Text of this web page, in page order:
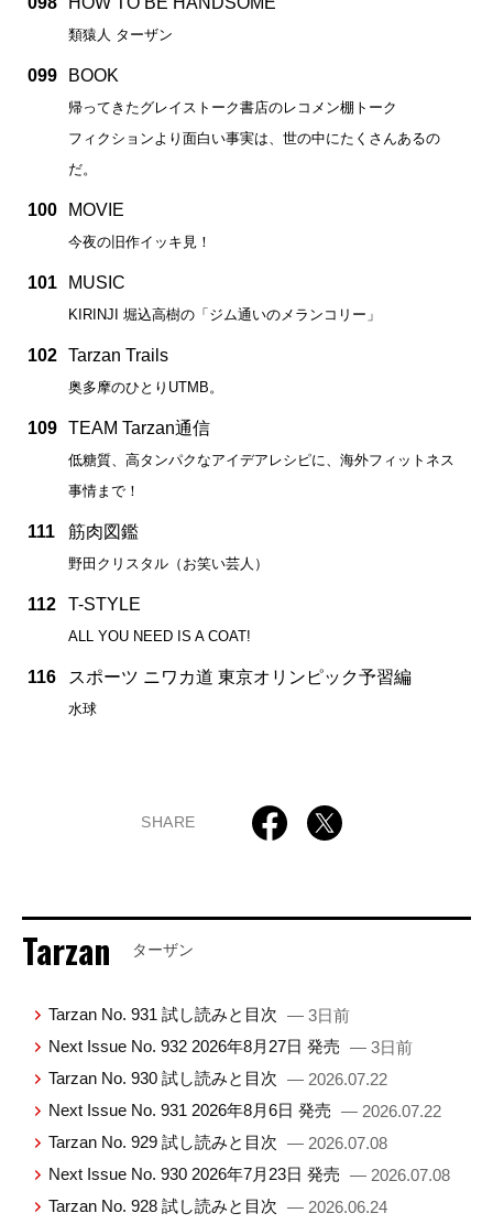
類猿人 ターザン
099 BOOK
帰ってきたグレイストーク書店のレコメン棚トーク
フィクションより面白い事実は、世の中にたくさんあるの
だ。
100 MOVIE
今夜の旧作イッキ見！
101 MUSIC
KIRINJI 堀込高樹の「ジム通いのメランコリー」
102 Tarzan Trails
奥多摩のひとりUTMB。
109 TEAM Tarzan通信
低糖質、高タンパクなアイデアレシピに、海外フィットネス
事情まで！
111 筋肉図鑑
野田クリスタル（お笑い芸人）
112 T-STYLE
ALL YOU NEED IS A COAT!
116 スポーツ ニワカ道 東京オリンピック予習編
水球
SHARE
Tarzan ターザン
Tarzan No. 931 試し読みと目次 — 3日前
Next Issue No. 932 2026年8月27日 発売 — 3日前
Tarzan No. 930 試し読みと目次 — 2026.07.22
Next Issue No. 931 2026年8月6日 発売 — 2026.07.22
Tarzan No. 929 試し読みと目次 — 2026.07.08
Next Issue No. 930 2026年7月23日 発売 — 2026.07.08
Tarzan No. 928 試し読みと目次 — 2026.06.24